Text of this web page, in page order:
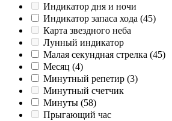
Индикатор дня и ночи
Индикатор запаса хода (45)
Карта звездного неба
Лунный индикатор
Малая секундная стрелка (45)
Месяц (4)
Минутный репетир (3)
Минутный счетчик
Минуты (58)
Прыгающий час